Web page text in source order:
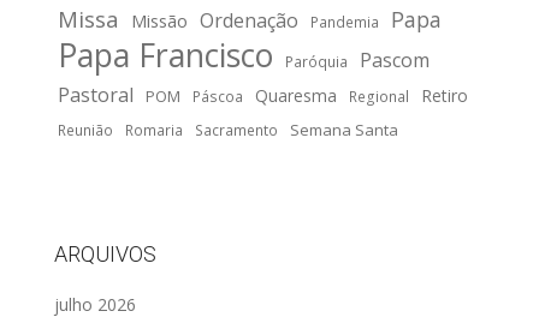
Missa Missão Ordenação Pandemia Papa
Papa Francisco Paróquia
Pascom
Pastoral
POM Páscoa Quaresma Regional Retiro
Reunião Romaria Sacramento Semana Santa
ARQUIVOS
julho 2026